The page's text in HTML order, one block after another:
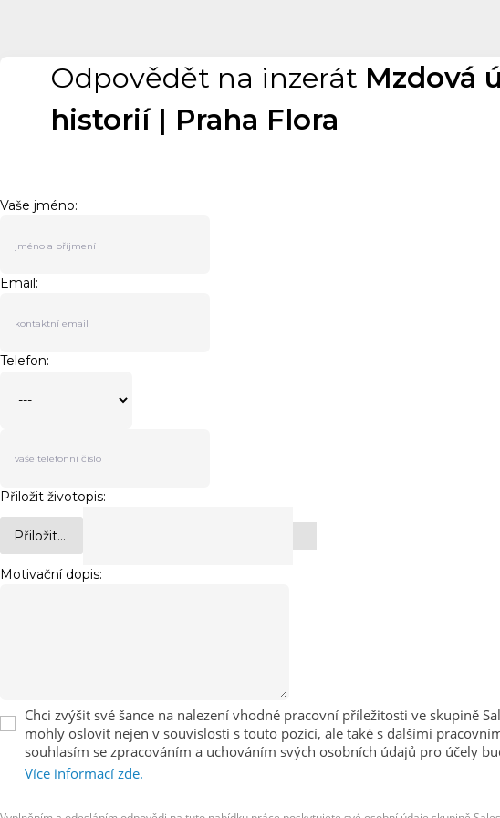
Odpovědět na inzerát Mzdová
historií | Praha Flora
Vaše jméno:
Email:
Telefon:
Přiložit životopis:
Přiložit...
Motivační dopis:
Chci zvýšit své šance na nalezení vhodné pracovní příležitosti ve skupině
mohly oslovit nejen v souvislosti s touto pozicí, ale také s dalšími
souhlasím se zpracováním a uchováním svých osobních údajů pro účely
Více informací zde.